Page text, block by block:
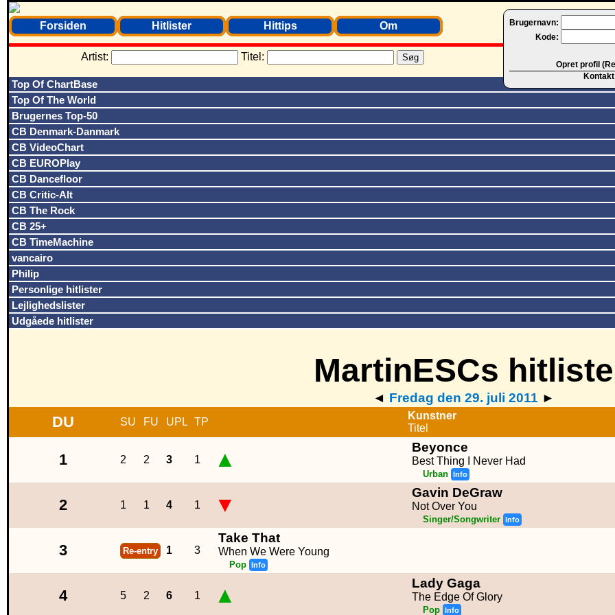
Brugernavn:
Kode:
Opret profil
Kontakt
Forsiden Hitlister Hittips Om
Artist: Titel:
Top Of ChartBase
Top Of The World
Brugernes Top-50
CB Denmark-Danmark
CB VideoChart
CB EUROPlay
CB Dancefloor
CB Critic-Alt
CB The Rock
CB 25+
CB TimeMachine
vancairo
Philip
Personlige hitlister
Lejlighedslister
Udgåede hitlister
MartinESCs hitliste
◄ Fredag den 29. juli 2011 ►
DU SU FU UPL TP
Kunstner
Titel
1 2 2 3 1 ▲ Beyonce
Best Thing I Never Had
Urban Info
2 1 1 4 1 ▼ Gavin DeGraw
Not Over You
Singer/Songwriter Info
3 Re-entry 1 3
Take That
When We Were Young
Pop Info
4 5 2 6 1 ▲ Lady Gaga
The Edge Of Glory
Pop Info